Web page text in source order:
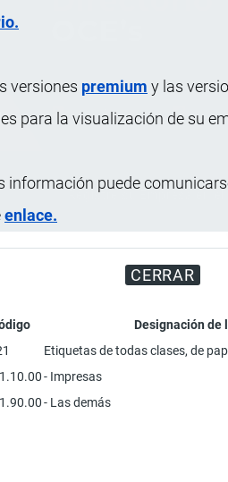
versiones premium y las
para la visualización de su
información puede
enlace.
CERRAR
Registre su Empresa en
Designación de
Etiquetas de todas clases, de
- Impresas
- Las demás